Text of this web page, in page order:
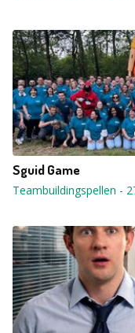
Sguid Game
Teambuildingspellen -